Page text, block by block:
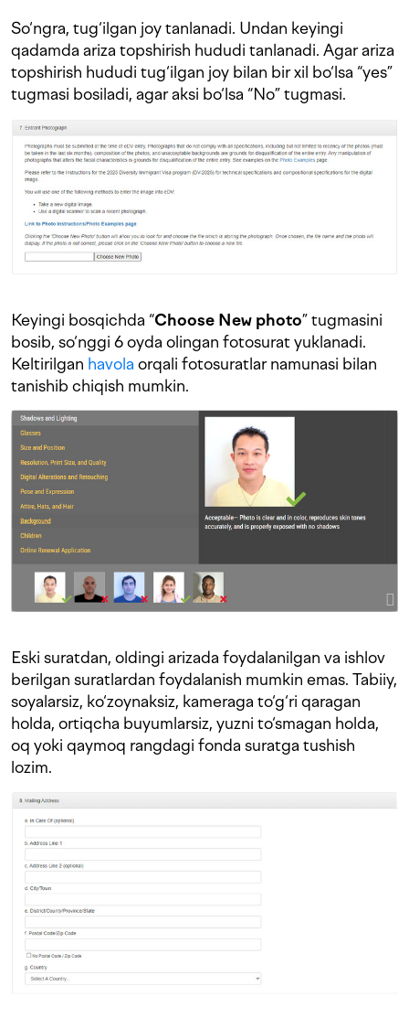
So‘ngra, tug‘ilgan joy tanlanadi. Undan keyingi
qadamda ariza topshirish hududi tanlanadi. Agar ariza
topshirish hududi tug‘ilgan joy bilan bir xil bo‘lsa “yes”
tugmasi bosiladi, agar aksi bo‘lsa “No” tugmasi.
Keyingi bosqichda “Choose New photo” tugmasini
bosib, so‘nggi 6 oyda olingan fotosurat yuklanadi.
Keltirilgan havola orqali fotosuratlar namunasi bilan
tanishib chiqish mumkin.
Eski suratdan, oldingi arizada foydalanilgan va ishlov
berilgan suratlardan foydalanish mumkin emas. Tabiiy,
soyalarsiz, ko‘zoynaksiz, kameraga to‘g‘ri qaragan
holda, ortiqcha buyumlarsiz, yuzni to‘smagan holda,
oq yoki qaymoq rangdagi fonda suratga tushish
lozim.